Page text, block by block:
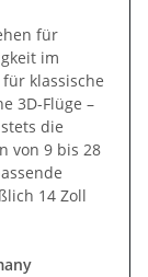
für
im
klassische
3D-Flüge –
die
von 9 bis 28
14 Zoll